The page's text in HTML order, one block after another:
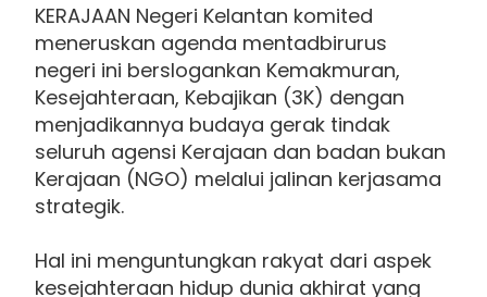
KERAJAAN Negeri Kelantan komited
meneruskan agenda mentadbirurus
negeri ini berslogankan Kemakmuran,
Kesejahteraan, Kebajikan (3K) dengan
menjadikannya budaya gerak tindak
seluruh agensi Kerajaan dan badan bukan
Kerajaan (NGO) melalui jalinan kerjasama
strategik.
Hal ini menguntungkan rakyat dari aspek
kesejahteraan hidup dunia akhirat yang